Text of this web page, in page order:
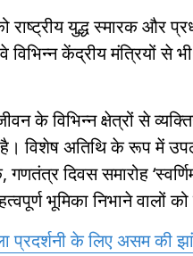
युद्ध स्मारक और
केंद्रीय मंत्रियों से
के विभिन्न क्षेत्रों से
विशेष अतिथि के रूप में
दिवस समारोह
भूमिका निभाने वालों
प्रदर्शनी के लिए असम की